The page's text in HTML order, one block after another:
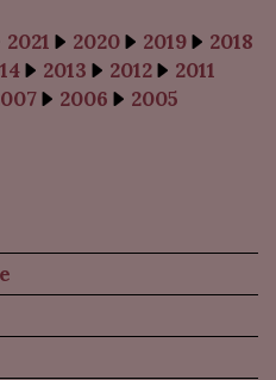
2021 2020 2019
2018
2013 2012
2011
2006 2005